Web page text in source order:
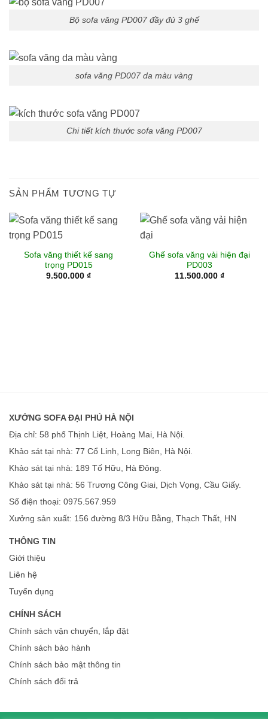
Bộ sofa văng PD007 đầy đủ 3 ghế
sofa văng PD007 da màu vàng
Chi tiết kích thước sofa văng PD007
SẢN PHẨM TƯƠNG TỰ
Sofa văng thiết kế sang
trọng PD015
9.500.000 ₫
Ghế sofa văng vải hiện đại
PD003
11.500.000 ₫
XƯỞNG SOFA ĐẠI PHÚ HÀ NỘI
Địa chỉ: 58 phố Thịnh Liệt, Hoàng Mai, Hà Nội.
Khảo sát tại nhà: 77 Cổ Linh, Long Biên, Hà Nội.
Khảo sát tại nhà: 189 Tố Hữu, Hà Đông.
Khảo sát tại nhà: 56 Trương Công Giai, Dịch Vọng, Cầu Giấy.
Số điện thoại: 0975.567.959
Xưởng sản xuất: 156 đường 8/3 Hữu Bằng, Thạch Thất, HN
THÔNG TIN
Giới thiệu
Liên hệ
Tuyển dụng
CHÍNH SÁCH
Chính sách vận chuyển, lắp đặt
Chính sách bảo hành
Chính sách bảo mật thông tin
Chính sách đổi trả